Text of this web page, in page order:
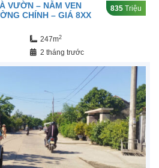
VƯỜN – NẰM VEN
CHÍNH – GIÁ 8XX
835 Triệu
247m2
2 tháng trước